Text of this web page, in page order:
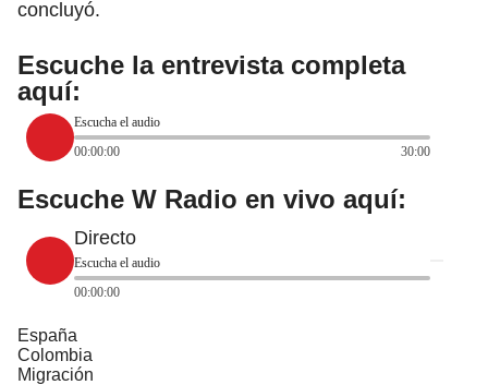
concluyó.
Escuche la entrevista completa
aquí:
Escucha el audio
00:00:00
30:00
Escuche W Radio en vivo aquí:
Directo
Escucha el audio
00:00:00
España
Colombia
Migración